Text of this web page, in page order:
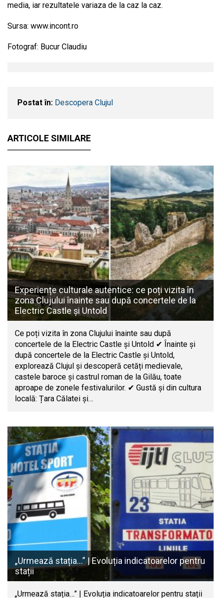
media, iar rezultatele variaza de la caz la caz.
Sursa: www.incont.ro
Fotograf: Bucur Claudiu
Postat în: Descopera Clujul
ARTICOLE SIMILARE
Experiențe culturale autentice: ce poți vizita în
zona Clujului înainte sau după concertele de la
Electric Castle și Untold
Ce poți vizita în zona Clujului înainte sau după
concertele de la Electric Castle și Untold ✔ Înainte și
după concertele de la Electric Castle și Untold,
explorează Clujul și descoperă cetăți medievale,
castele baroce și castrul roman de la Gilău, toate
aproape de zonele festivalurilor. ✔ Gustă și din cultura
locală: Țara Călatei și…
„Urmează stația…” | Evoluția indicatoarelor pentru
stații
„Urmează stația…” | Evoluția indicatoarelor pentru stații